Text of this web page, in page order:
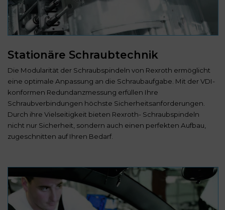
Stationäre Schraubtechnik
Die Modularität der Schraubspindeln von Rexroth ermöglicht
eine optimale Anpassung an die Schraubaufgabe. Mit der VDI-
konformen Redundanzmessung erfüllen Ihre
Schraubverbindungen höchste Sicherheitsanforderungen.
Durch ihre Vielseitigkeit bieten Rexroth- Schraubspindeln
nicht nur Sicherheit, sondern auch einen perfekten Aufbau,
zugeschnitten auf Ihren Bedarf.